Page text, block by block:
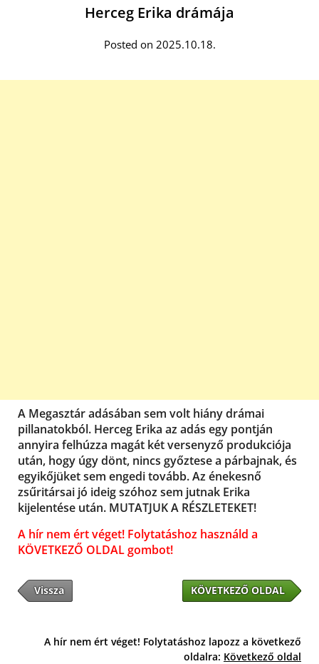
Herceg Erika drámája
Posted on 2025.10.18.
A Megasztár adásában sem volt hiány drámai
pillanatokból. Herceg Erika az adás egy pontján
annyira felhúzza magát két versenyző produkciója
után, hogy úgy dönt, nincs győztese a párbajnak, és
egyikőjüket sem engedi tovább. Az énekesnő
zsűritársai jó ideig szóhoz sem jutnak Erika
kijelentése után. MUTATJUK A RÉSZLETEKET!
A hír nem ért véget! Folytatáshoz használd a
KÖVETKEZŐ OLDAL gombot!
Vissza KÖVETKEZŐ OLDAL
A hír nem ért véget! Folytatáshoz lapozz a következő
oldalra: Következő oldal